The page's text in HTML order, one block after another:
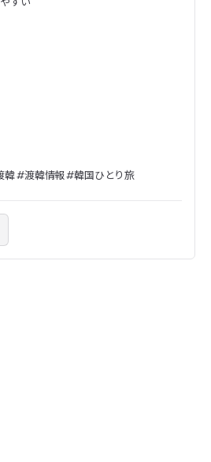
#渡韓情報 #韓国ひとり旅